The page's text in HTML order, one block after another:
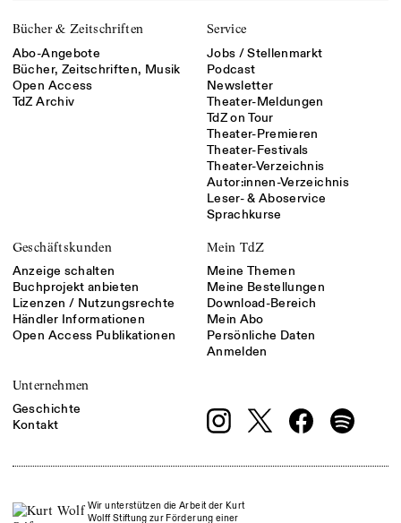
Bücher & Zeitschriften
Abo-Angebote
Bücher, Zeitschriften, Musik
Open Access
TdZ Archiv
Service
Jobs / Stellenmarkt
Podcast
Newsletter
Theater-Meldungen
TdZ on Tour
Theater-Premieren
Theater-Festivals
Theater-Verzeichnis
Autor:innen-Verzeichnis
Leser- & Aboservice
Sprachkurse
Geschäftskunden
Anzeige schalten
Buchprojekt anbieten
Lizenzen / Nutzungsrechte
Händler Informationen
Open Access Publikationen
Mein TdZ
Meine Themen
Meine Bestellungen
Download-Bereich
Mein Abo
Persönliche Daten
Anmelden
Unternehmen
Geschichte
Kontakt
Wir unterstützen die Arbeit der Kurt
Wolff Stiftung zur Förderung einer